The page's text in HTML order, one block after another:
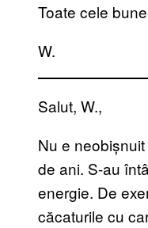
Toate cele
W.
Salut, W.,
Nu e
de ani. S-au
energie. De
căcaturile cu